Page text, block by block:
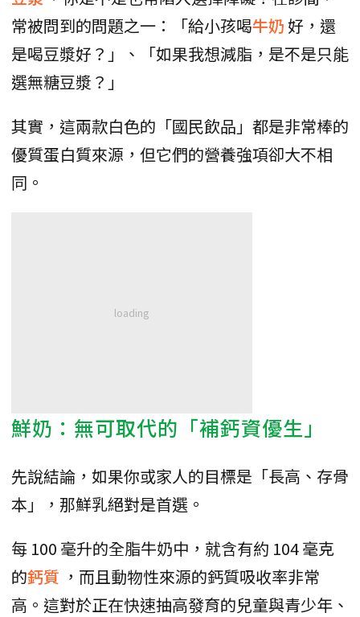
常被問到的問題之一：「給小孩喝牛奶好，還
是喝豆漿好？」、「如果我想減脂，是不是只能
選無糖豆漿？」
其實，這兩款白色的「國民飲品」都是非常棒的
優質蛋白質來源，但它們的營養強項卻大不相
同。
鮮奶：無可取代的「補鈣資優生」
先說結論，如果你或家人的目標是「長高、存骨
本」，那鮮乳絕對是首選。
每 100 毫升的全脂牛奶中，就含有約 104 毫克
的鈣質 ，而且動物性來源的鈣質吸收率非常
高。這對於正在快速抽高發育的兒童與青少年、